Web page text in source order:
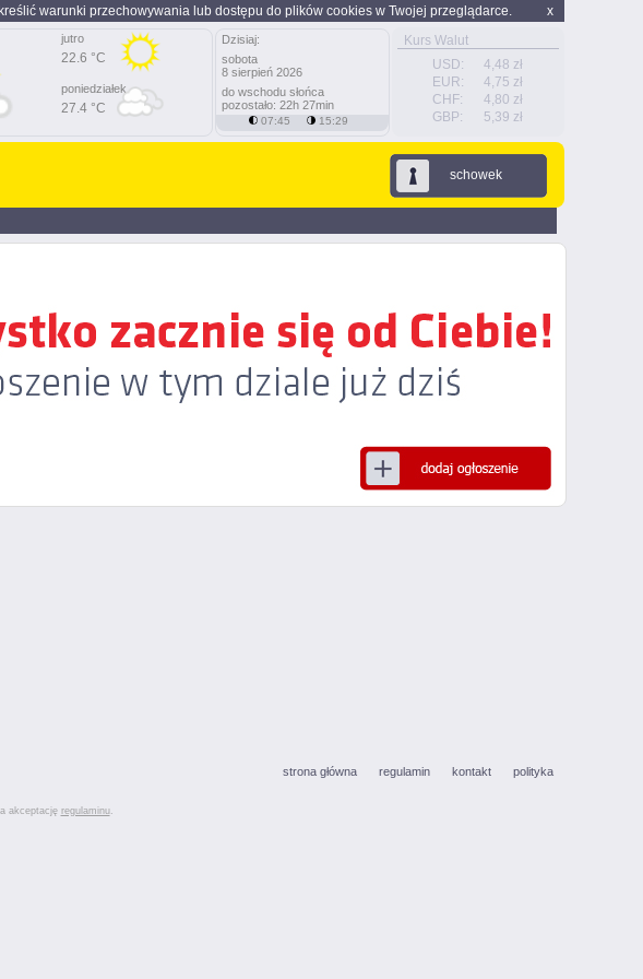
x
warunki przechowywania lub dostępu do plików cookies w Twojej przeglądarce.
Kurs Walut
USD:
4,48 zł
EUR:
4,75 zł
CHF:
4,80 zł
GBP:
5,39 zł
jutro
22.6 °C
poniedziałek
27.4 °C
Dzisiaj:
sobota
8 sierpień 2026
do wschodu słońca
pozostało: 22h 27min
07:45 15:29
schowek
strona główna regulamin kontakt polityka
akceptację regulaminu.